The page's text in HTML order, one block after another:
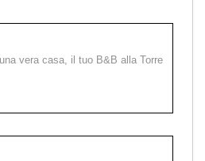
vera casa, il tuo B&B alla Torre